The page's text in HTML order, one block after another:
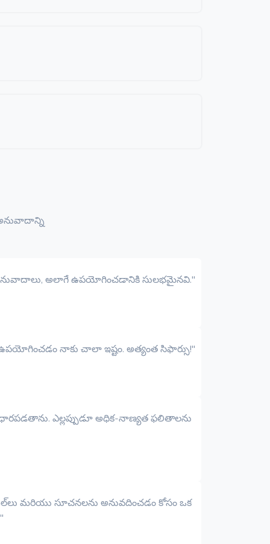
అనువాదాలు, అలాగే ఉపయోగించడానికి సులభమైనవి."
నాకు చాలా ఇష్టం. అత్యంత సిఫార్సు!"
ఎల్లప్పుడూ అధిక-నాణ్యత ఫలితాలను
మరియు సూచనలను అనువదించడం కోసం ఒక